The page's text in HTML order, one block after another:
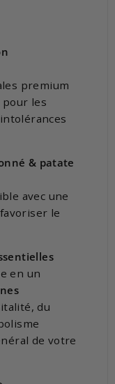
premium
pour les
& patate
avec une
le
en un
du
de votre